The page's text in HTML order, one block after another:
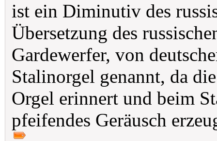
ist ein Diminutiv des
Übersetzung des
Gardewerfer, von
Stalinorgel genannt, da
Orgel erinnert und beim
pfeifendes Geräusch